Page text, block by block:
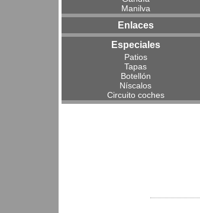
Manilva
Enlaces
Especiales
Patios
Tapas
Botellón
Níscalos
Circuito coches